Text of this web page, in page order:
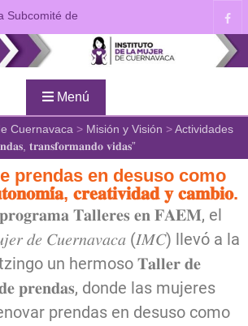
Subcomité de
y Perspectiva de
del Ayuntamiento
de Prevención de la
de Género
“Busqueda y
Tercera
del IMC
Menú
Cuernavaca> Misión y Visión >Actividades
𝐭𝐫𝐚𝐧𝐬𝐟𝐨𝐫𝐦𝐚𝐧𝐝𝐨 𝐯𝐢𝐝𝐚𝐬”
prendas en desuso como
𝐜𝐫𝐞𝐚𝐭𝐢𝐯𝐢𝐝𝐚𝐝 𝐲 𝐜𝐚𝐦𝐛𝐢𝐨.
𝐓𝐚𝐥𝐥𝐞𝐫𝐞𝐬 𝐞𝐧 𝐅𝐀𝐄𝐌, el
𝑑𝑒 𝐶𝑢𝑒𝑟𝑛𝑎𝑣𝑎𝑐𝑎 (𝐼𝑀𝐶) llevó a la
un hermoso 𝐓𝐚𝐥𝐥𝐞𝐫 𝐝𝐞
𝐩𝐫𝐞𝐧𝐝𝐚𝐬, donde las mujeres
prendas en desuso como